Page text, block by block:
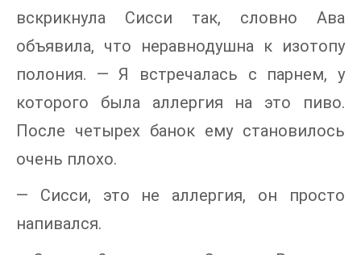
вскрикнула Сисси так, словно Ава
объявила, что неравнодушна к изотопу
полония. — Я встречалась с парнем, у
которого была аллергия на это пиво.
После четырех банок ему становилось
очень плохо.
— Сисси, это не аллергия, он просто
напивался.